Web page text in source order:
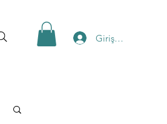
Giriş Yap